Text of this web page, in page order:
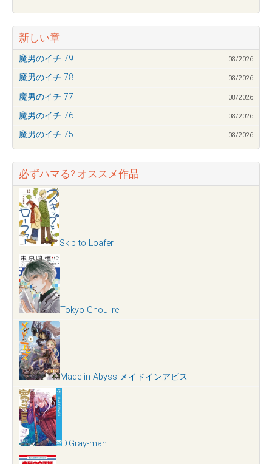
新しい章
魔男のイチ 79 08/2026
魔男のイチ 78 08/2026
魔男のイチ 77 08/2026
魔男のイチ 76 08/2026
魔男のイチ 75 08/2026
必ずハマる?!オススメ作品
Skip to Loafer
Tokyo Ghoul:re
Made in Abyss メイドインアビス
D.Gray-man